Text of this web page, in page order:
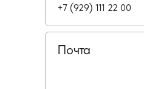
Почта
+7 (929) 111 22 00